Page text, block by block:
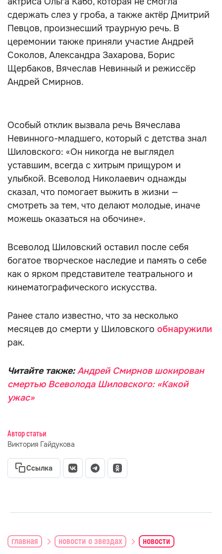
сдержать слез у гроба, а также актёр Дмитрий
Певцов, произнесший траурную речь. В
церемонии также приняли участие Андрей
Соколов, Александра Захарова, Борис
Щербаков, Вячеслав Невинный и режиссёр
Андрей Смирнов.
Особый отклик вызвала речь Вячеслава
Невинного-младшего, который с детства знал
Шиловского: «Он никогда не выглядел
уставшим, всегда с хитрым прищуром и
улыбкой. Всеволод Николаевич однажды
сказал, что помогает выжить в жизни —
смотреть за тем, что делают молодые, иначе
можешь оказаться на обочине».
Всеволод Шиловский оставил после себя
богатое творческое наследие и память о себе
как о ярком представителе театрального и
кинематографического искусства.
Ранее стало известно, что за несколько
месяцев до смерти у Шиловского обнаружили
рак.
Читайте также:Андрей Смирнов шокирован
смертью Всеволода Шиловского: «Какой
ужас»
Автор статьи
Виктория Гайдукова
Ссылка
главная новости о звездах новости